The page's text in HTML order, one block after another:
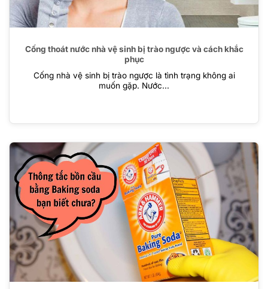
Cống thoát nước nhà vệ sinh bị trào ngược và cách khắc
phục
Cống nhà vệ sinh bị trào ngược là tình trạng không ai
muốn gặp. Nước...